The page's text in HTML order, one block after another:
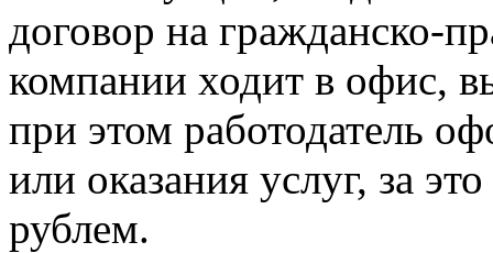
договор на гражданско-
компании ходит в офис,
при этом работодатель
или оказания услуг, за
рублем.